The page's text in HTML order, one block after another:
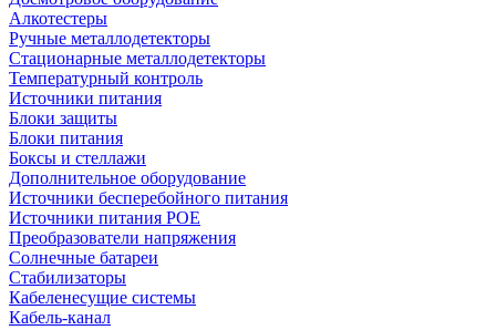
Алкотестеры
Ручные металлодетекторы
Стационарные металлодетекторы
Температурный контроль
Источники питания
Блоки защиты
Блоки питания
Боксы и стеллажи
Дополнительное оборудование
Источники бесперебойного питания
Источники питания POE
Преобразователи напряжения
Солнечные батареи
Стабилизаторы
Кабеленесущие системы
Кабель-канал